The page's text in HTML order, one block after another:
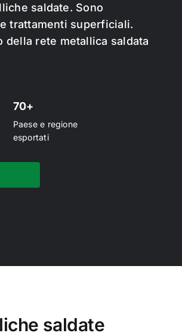
saldate. Sono
trattamenti superficiali.
della rete metallica saldata
70+
Paese e regione
esportati
saldate